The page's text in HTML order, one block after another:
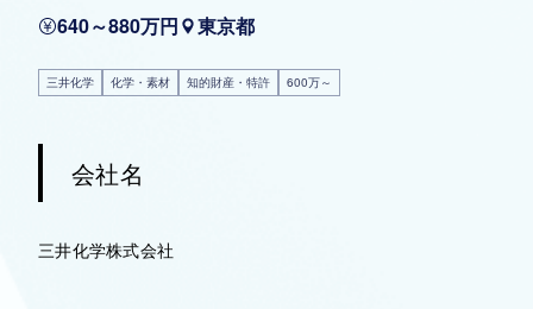
640～880万円 東京都
三井化学 化学・素材 知的財産・特許 600万～
会社名
三井化学株式会社